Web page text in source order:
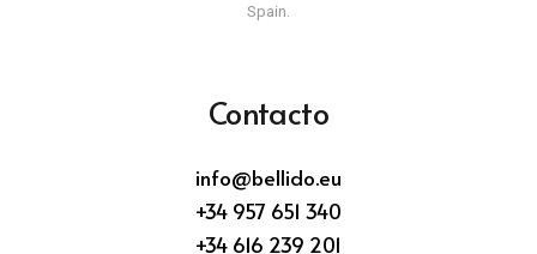
Spain.
Contacto
info@bellido.eu
+34 957 651 340
+34 616 239 201